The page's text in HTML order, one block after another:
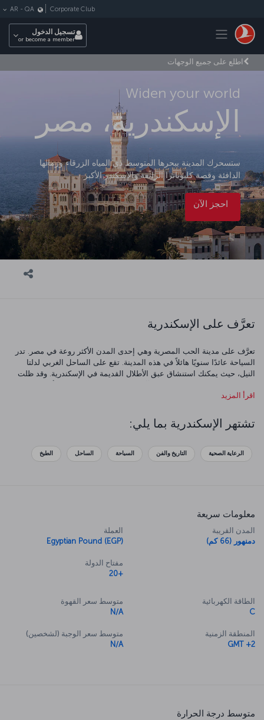
Toggle navigation
Corporate Club
AR - QA
تسجيل الدخول
or become a member
اطلع على جميع الوجهات
Widen your world
الإسكندرية، مصر
ستسحرك المدينة ببحرها المتوسط ذي المياه الزرقاء ورمالها
الدافئة وقصة كليوباترا الرائعة والإسكندر الأكبر.
احجز الآن
تعرَّف على الإسكندرية
تعرَّف على مدينة الحب المصرية وهي إحدى المدن الأكثر روعة في مصر. تدر
السياحة عائدًا سنويًا هائلاً في هذه المدينة. تقع على الساحل الغربي لدلتا
النيل، حيث يمكنك استنشاق عبق الأطلال القديمة في الإسكندرية. وقد ظلت
عالم غامض بزيارة هذه المدينة المذهلة.
اقرأ المزيد
تشتهر الإسكندرية بما يلي:
الرعاية الصحية التاريخ والفن السباحة الساحل الطبخ
معلومات سريعة
المدن القريبة
دمنهور (66 كم)
العملة
Egyptian Pound (EGP)
مفتاح الدولة
+20
الطاقة الكهربائية
C
المنطقة الزمنية
GMT +2
متوسط سعر القهوة
N/A
متوسط سعر الوجبة (لشخصين)
N/A
متوسط درجة الحرارة